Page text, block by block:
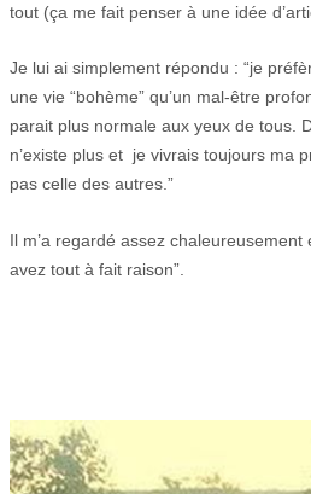
tout (ça me fait penser à une idée
Je lui ai simplement répondu : “je
une vie “bohème” qu’un mal-être
parait plus normale aux yeux de tous.
n’existe plus et je vivrais toujours ma
pas celle des autres.”
Il m’a regardé assez chaleureusement
avez tout à fait raison”.